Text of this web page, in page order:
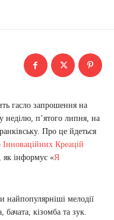
гасло запрошення на
неділю, п’ятого липня, на
Про це йдеться
Креацій
як інформує «Я
найпопулярніші мелодії
бачата, кізомба та зук.